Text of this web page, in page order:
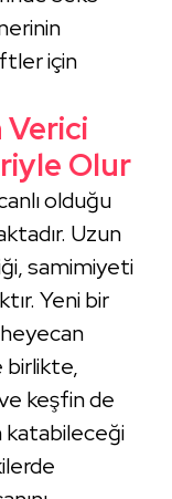
için
Verici
Olur
olduğu
Uzun
samimiyeti
Yeni bir
birlikte,
keşfin de
katabileceği